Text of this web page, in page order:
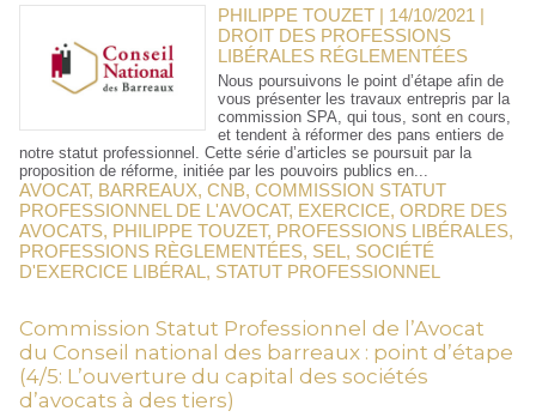
PHILIPPE TOUZET | 14/10/2021 |
DROIT DES PROFESSIONS
LIBÉRALES RÉGLEMENTÉES
Nous poursuivons le point d’étape afin de
vous présenter les travaux entrepris par la
commission SPA, qui tous, sont en cours,
et tendent à réformer des pans entiers de
notre statut professionnel. Cette série d’articles se poursuit par la
proposition de réforme, initiée par les pouvoirs publics en...
AVOCAT, BARREAUX, CNB, COMMISSION STATUT
PROFESSIONNEL DE L'AVOCAT, EXERCICE, ORDRE DES
AVOCATS, PHILIPPE TOUZET, PROFESSIONS LIBÉRALES,
PROFESSIONS RÈGLEMENTÉES, SEL , SOCIÉTÉ
D'EXERCICE LIBÉRAL , STATUT PROFESSIONNEL
Commission Statut Professionnel de l’Avocat
du Conseil national des barreaux : point d’étape
(4/5: L’ouverture du capital des sociétés
d’avocats à des tiers)